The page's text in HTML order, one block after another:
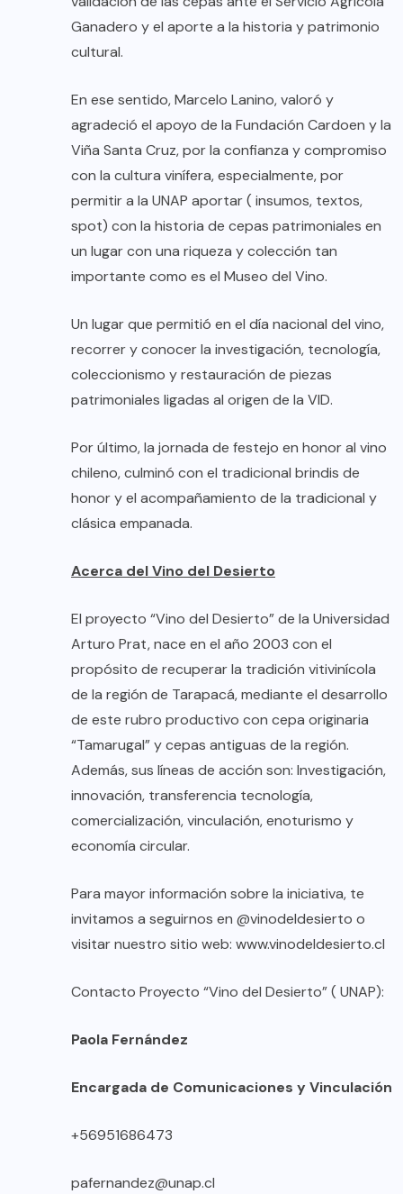
Ganadero y el aporte a la historia y patrimonio
cultural.
En ese sentido, Marcelo Lanino, valoró y
agradeció el apoyo de la Fundación Cardoen y la
Viña Santa Cruz, por la confianza y compromiso
con la cultura vinífera, especialmente, por
permitir a la UNAP aportar ( insumos, textos,
spot) con la historia de cepas patrimoniales en
un lugar con una riqueza y colección tan
importante como es el Museo del Vino.
Un lugar que permitió en el día nacional del vino,
recorrer y conocer la investigación, tecnología,
coleccionismo y restauración de piezas
patrimoniales ligadas al origen de la VID.
Por último, la jornada de festejo en honor al vino
chileno, culminó con el tradicional brindis de
honor y el acompañamiento de la tradicional y
clásica empanada.
Acerca del Vino del Desierto
El proyecto “Vino del Desierto” de la Universidad
Arturo Prat, nace en el año 2003 con el
propósito de recuperar la tradición vitivinícola
de la región de Tarapacá, mediante el desarrollo
de este rubro productivo con cepa originaria
“Tamarugal” y cepas antiguas de la región.
Además, sus líneas de acción son: Investigación,
innovación, transferencia tecnología,
comercialización, vinculación, enoturismo y
economía circular.
Para mayor información sobre la iniciativa, te
invitamos a seguirnos en @vinodeldesierto o
visitar nuestro sitio web: www.vinodeldesierto.cl
Contacto Proyecto “Vino del Desierto” ( UNAP):
Paola Fernández
Encargada de Comunicaciones y Vinculación
+56951686473
pafernandez@unap.cl